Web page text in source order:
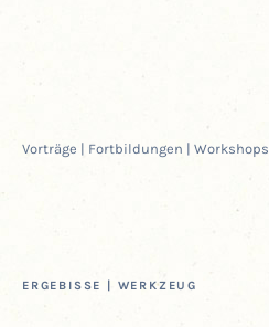
Vor­trä­ge | Fort­bil­dun­gen | Workshops
ERGE­BIS­SE | WERKZEUG